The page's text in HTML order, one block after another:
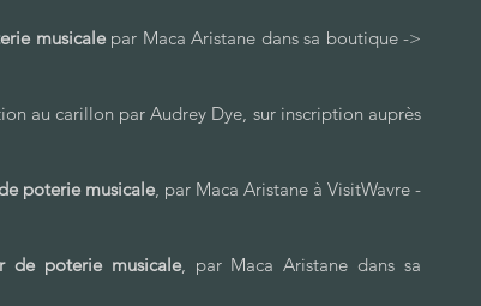
musicale par Maca Aristane dans sa boutique ->
au carillon par Audrey Dye, sur inscription auprès
poterie musicale, par Maca Aristane à VisitWavre -
de poterie musicale, par Maca Aristane dans sa